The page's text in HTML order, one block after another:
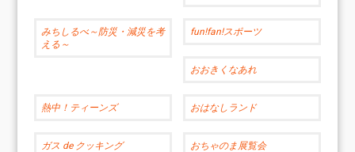
みちしるべ～防災・減災を考
える～
fun!fan!スポーツ
おおきくなあれ
熱中！ティーンズ おはなしランド
ガス de クッキング おちゃのま展覧会